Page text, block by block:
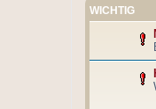
WICHTIG